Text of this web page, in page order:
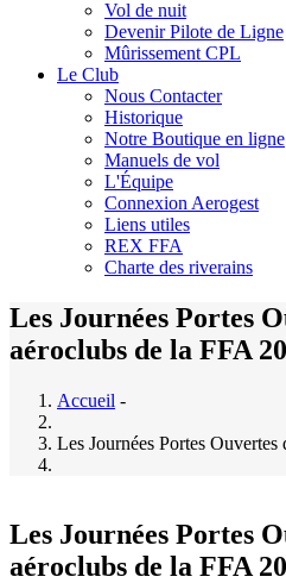
Vol de nuit
Devenir Pilote de Ligne
Mûrissement CPL
Le Club
Nous Contacter
Historique
Notre Boutique en ligne
Manuels de vol
L'Équipe
Connexion Aerogest
Liens utiles
REX FFA
Charte des riverains
Les Journées Portes
aéroclubs de la FFA
Accueil -
Les Journées Portes
Les Journées Portes
aéroclubs de la FFA